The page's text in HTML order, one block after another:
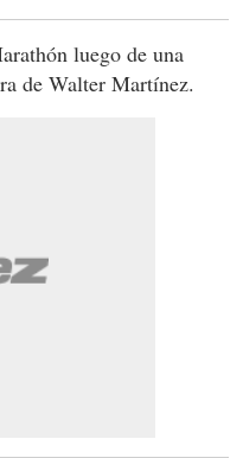
luego de una
de Walter Martínez.